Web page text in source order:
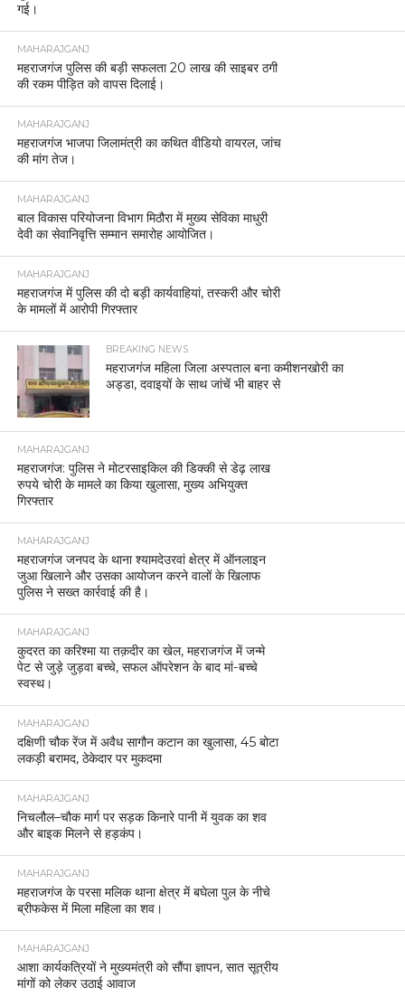
गई।
MAHARAJGANJ
महराजगंज पुलिस की बड़ी सफलता 20 लाख की साइबर ठगी
की रकम पीड़ित को वापस दिलाई।
MAHARAJGANJ
महराजगंज भाजपा जिलामंत्री का कथित वीडियो वायरल, जांच
की मांग तेज।
MAHARAJGANJ
बाल विकास परियोजना विभाग मिठौरा में मुख्य सेविका माधुरी
देवी का सेवानिवृत्ति सम्मान समारोह आयोजित।
MAHARAJGANJ
महराजगंज में पुलिस की दो बड़ी कार्यवाहियां, तस्करी और चोरी
के मामलों में आरोपी गिरफ्तार
BREAKING NEWS
महराजगंज महिला जिला अस्पताल बना कमीशनखोरी का
अड्डा, दवाइयों के साथ जांचें भी बाहर से
MAHARAJGANJ
महराजगंज: पुलिस ने मोटरसाइकिल की डिक्की से डेढ़ लाख
रुपये चोरी के मामले का किया खुलासा, मुख्य अभियुक्त
गिरफ्तार
MAHARAJGANJ
महराजगंज जनपद के थाना श्यामदेउरवां क्षेत्र में ऑनलाइन
जुआ खिलाने और उसका आयोजन करने वालों के खिलाफ
पुलिस ने सख्त कार्रवाई की है।
MAHARAJGANJ
कुदरत का करिश्मा या तक़दीर का खेल, महराजगंज में जन्मे
पेट से जुड़े जुड़वा बच्चे, सफल ऑपरेशन के बाद मां-बच्चे
स्वस्थ।
MAHARAJGANJ
दक्षिणी चौक रेंज में अवैध सागौन कटान का खुलासा, 45 बोटा
लकड़ी बरामद, ठेकेदार पर मुकदमा
MAHARAJGANJ
निचलौल–चौक मार्ग पर सड़क किनारे पानी में युवक का शव
और बाइक मिलने से हड़कंप।
MAHARAJGANJ
महराजगंज के परसा मलिक थाना क्षेत्र में बघेला पुल के नीचे
ब्रीफकेस में मिला महिला का शव।
MAHARAJGANJ
आशा कार्यकत्रियों ने मुख्यमंत्री को सौंपा ज्ञापन, सात सूत्रीय
मांगों को लेकर उठाई आवाज